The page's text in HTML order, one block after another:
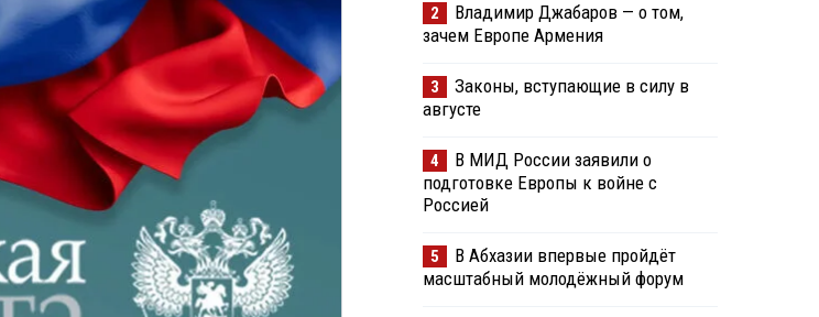
2
Владимир Джабаров — о том,
зачем Европе Армения
3
Законы, вступающие в силу в
августе
4
В МИД России заявили о
подготовке Европы к войне с
Россией
5
В Абхазии впервые пройдёт
масштабный молодёжный форум